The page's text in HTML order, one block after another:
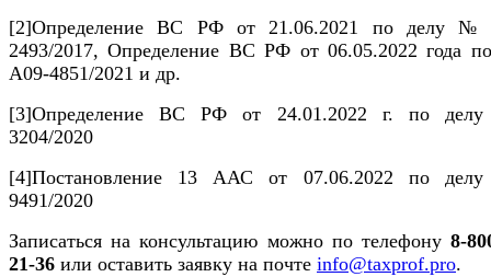
[2]Определение ВС РФ от 21.06.2021 по делу
2493/2017, Определение ВС РФ от 06.05.2022 года
А09-4851/2021 и др.
[3]Определение ВС РФ от 24.01.2022 г. по
3204/2020
[4]Постановление 13 ААС от 07.06.2022 по
9491/2020
Записаться на консультацию можно по телефону 8-
21-36 или оставить заявку на почте info@taxprof.pro.